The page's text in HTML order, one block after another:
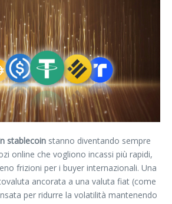
stablecoin stanno diventando sempre
online che vogliono incassi più rapidi,
frizioni per i buyer internazionali. Una
ancorata a una valuta fiat (come
per ridurre la volatilità mantenendo